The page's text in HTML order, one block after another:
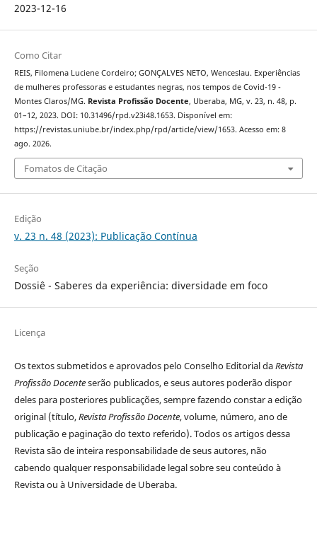
2023-12-16
Como Citar
REIS, Filomena Luciene Cordeiro; GONÇALVES NETO, Wenceslau. Experiências
de mulheres professoras e estudantes negras, nos tempos de Covid-19 -
Montes Claros/MG. Revista Profissão Docente, Uberaba, MG, v. 23, n. 48, p.
01–12, 2023. DOI: 10.31496/rpd.v23i48.1653. Disponível em:
https://revistas.uniube.br/index.php/rpd/article/view/1653. Acesso em: 8
ago. 2026.
Fomatos de Citação
Edição
v. 23 n. 48 (2023): Publicação Contínua
Seção
Dossiê - Saberes da experiência: diversidade em foco
Licença
Os textos submetidos e aprovados pelo Conselho Editorial daRevista
Profissão Docenteserão publicados, e seus autores poderão dispor
deles para posteriores publicações, sempre fazendo constar a edição
original (título,Revista Profissão Docente, volume, número, ano de
publicação e paginação do texto referido). Todos os artigos dessa
Revista são de inteira responsabilidade de seus autores, não
cabendo qualquer responsabilidade legal sobre seu conteúdo à
Revista ou à Universidade de Uberaba.